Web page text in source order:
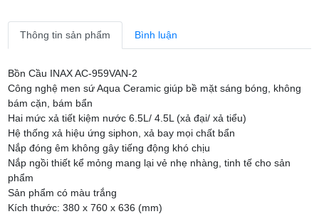
Thông tin sản phẩm Bình luận
Bồn Cầu INAX AC-959VAN-2
Công nghệ men sứ Aqua Ceramic giúp bề mặt sáng bóng, không
bám cặn, bám bẩn
Hai mức xả tiết kiệm nước 6.5L/ 4.5L (xả đại/ xả tiểu)
Hệ thống xả hiệu ứng siphon, xả bay mọi chất bẩn
Nắp đóng êm không gây tiếng động khó chịu
Nắp ngồi thiết kể mỏng mang lại vẻ nhẹ nhàng, tinh tế cho sản
phẩm
Sản phẩm có màu trắng
Kích thước: 380 x 760 x 636 (mm)